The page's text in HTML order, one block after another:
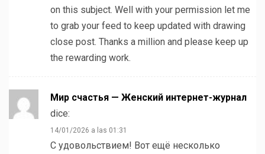
on this subject. Well with your permission let me
to grab your feed to keep updated with drawing
close post. Thanks a million and please keep up
the rewarding work.
Мир счастья — Женский интернет-журнал
dice:
14/01/2026 a las 01:31
С удовольствием! Вот ещё несколько